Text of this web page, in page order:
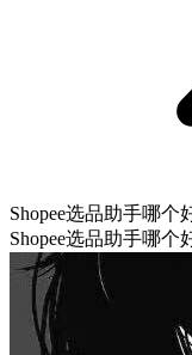
Shopee选品助手哪个
Shopee选品助手哪个